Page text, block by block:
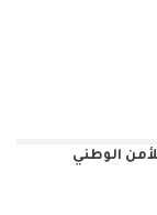
الوطني